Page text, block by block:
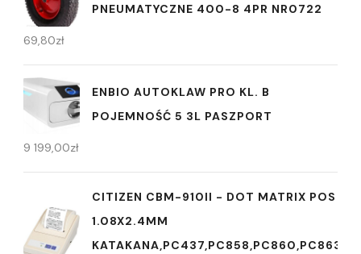
PNEUMATYCZNE 400-8 4PR NR0722
69,80zł
ENBIO AUTOKLAW PRO KL. B
POJEMNOŚĆ 5 3L PASZPORT
9 199,00zł
CITIZEN CBM-910II - DOT MATRIX POS
1.08X2.4MM